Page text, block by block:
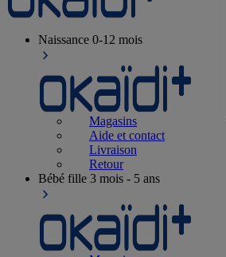
Naissance 0-12 mois
Magasins
Aide et contact
Livraison
Retour
Bébé fille 3 mois - 5 ans